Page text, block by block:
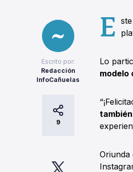
Escrito por:
Redacción
InfoCañuelas
9
E
Lo
modelo
Oriunda